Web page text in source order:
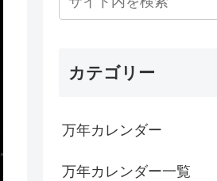
カテゴリー
万年カレンダー
万年カレンダー一覧